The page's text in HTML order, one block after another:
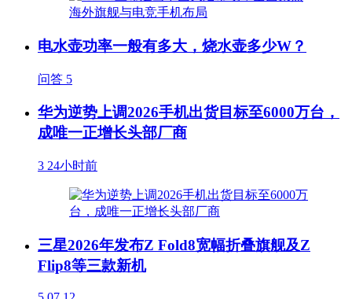
电水壶功率一般有多大，烧水壶多少W？
问答 5
华为逆势上调2026手机出货目标至6000万台，
成唯一正增长头部厂商
3 24小时前
三星2026年发布Z Fold8宽幅折叠旗舰及Z
Flip8等三款新机